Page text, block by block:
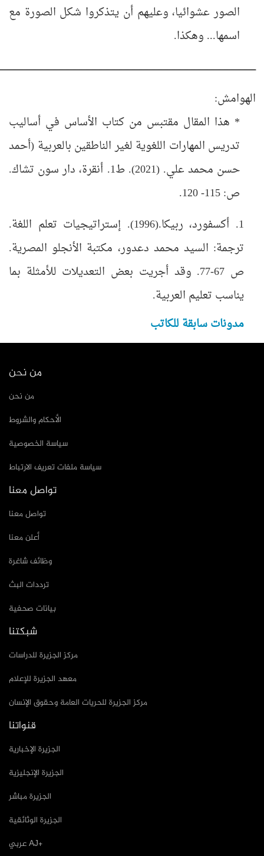
الصور عشوائيا، وعليهم أن يتذكروا شكل الصورة مع
اسمها... وهكذا.
الهوامش:
* هذا المقال مقتبس من كتاب الأساس في أساليب
تدريس المهارات اللغوية لغير الناطقين بالعربية (أحمد
حسن محمد علي. (2021). ط1. أنقرة، دار سون تشاك.
ص: 115-
120
.
1
. أكسفورد، ربيكا.(1996). إستراتيجيات تعلم اللغة.
ترجمة: السيد محمد دعدور، مكتبة الأنجلو المصرية.
ص 67-77.
وقد أجريت بعض التعديلات للأمثلة بما
يناسب تعليم العربية.
مدونات سابقة للكاتب
من نحن
من نحن
الأحكام والشروط
سياسة الخصوصية
سياسة ملفات تعريف الارتباط
تواصل معنا
تواصل معنا
أعلن معنا
وظائف شاغرة
ترددات البث
بيانات صحفية
شبكتنا
مركز الجزيرة للدراسات
معهد الجزيرة للإعلام
مركز الجزيرة للحريات العامة وحقوق الإنسان
قنواتنا
الجزيرة الإخبارية
الجزيرة الإنجليزية
الجزيرة مباشر
الجزيرة الوثائقية
عربي AJ+